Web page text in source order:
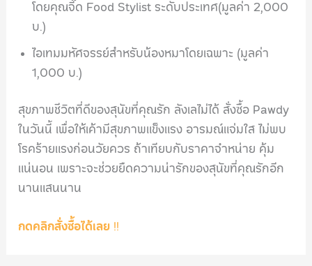
โดยคุณจี๊ด Food Stylist ระดับประเทศ(มูลค่า 2,000
บ.)
ไอเทมมหัศจรรย์สำหรับน้องหมาโดยเฉพาะ (มูลค่า
1,000 บ.)
สุขภาพชีวิตที่ดีของสุนัขที่คุณรัก ลังเลไม่ได้ สั่งซื้อ Pawdy
ในวันนี้ เพื่อให้เค้ามีสุขภาพแข็งแรง อารมณ์แจ่มใส ไม่พบ
โรคร้ายแรงก่อนวัยควร ถ้าเทียบกับราคาจำหน่าย คุ้ม
แน่นอน เพราะจะช่วยยืดความน่ารักของสุนัขที่คุณรักอีก
นานแสนนาน
กดคลิกสั่งซื้อได้เลย !!